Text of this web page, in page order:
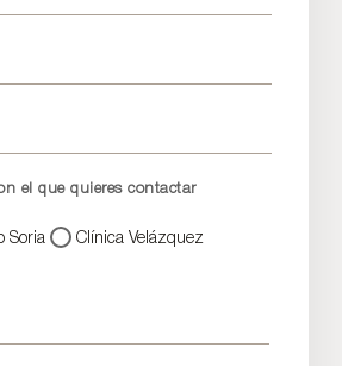
el que quieres contactar
Soria Clínica Velázquez